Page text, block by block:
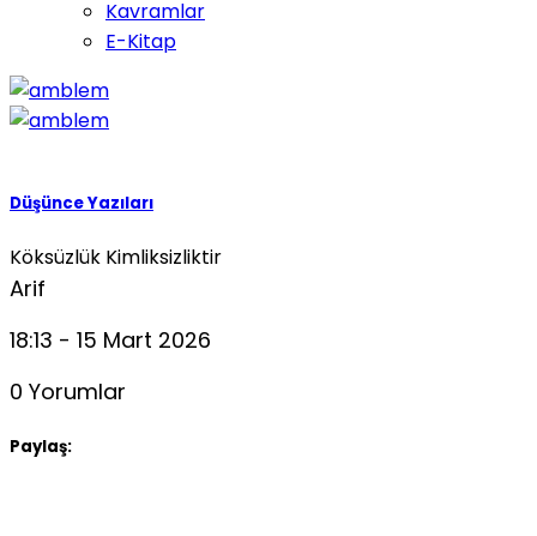
Kavramlar
E-Kitap
Düşünce Yazıları
Köksüzlük Kimliksizliktir
Arif
18:13 - 15 Mart 2026
0 Yorumlar
Paylaş: